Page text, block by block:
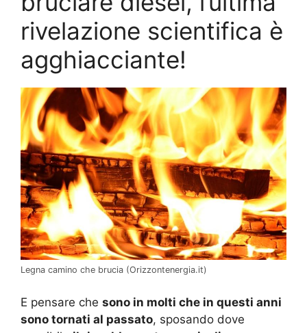
rivelazione scientifica è
agghiacciante!
Legna camino che brucia (Orizzontenergia.it)
E pensare che sono in molti che in questi anni
sono tornati al passato, sposando dove